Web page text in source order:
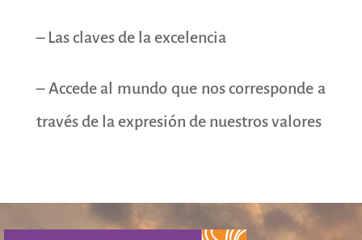
– Las claves de la excelencia
– Accede al mundo que nos corresponde a
través de la expresión de nuestros valores